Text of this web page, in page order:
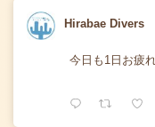
Hirabae Divers
今日も1日お疲